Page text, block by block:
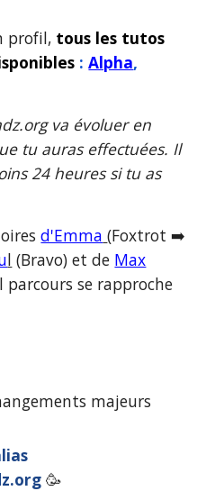
profil, tous les tutos
:Alpha,
va évoluer en
tu auras effectuées. Il
24 heures si tu as
d'Emma (Foxtrot ➡️
l (Bravo) et de Max
se rapproche
majeurs
🥳